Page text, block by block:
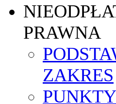
PRAWNA
ZAKRES
PUNKTY